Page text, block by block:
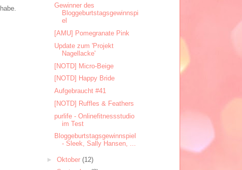
Gewinner des
Bloggeburtstagsgewinnspi
el
[AMU] Pomegranate Pink
Update zum 'Projekt
Nagellacke'
[NOTD] Micro-Beige
[NOTD] Happy Bride
Aufgebraucht #41
[NOTD] Ruffles & Feathers
purlife - Onlinefitnessstudio
im Test
Bloggeburtstagsgewinnspiel
- Sleek, Sally Hansen, ...
► Oktober (12)